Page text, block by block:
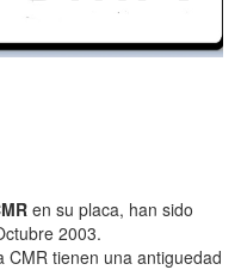
en su placa, han sido
2003.
tienen una antiguedad